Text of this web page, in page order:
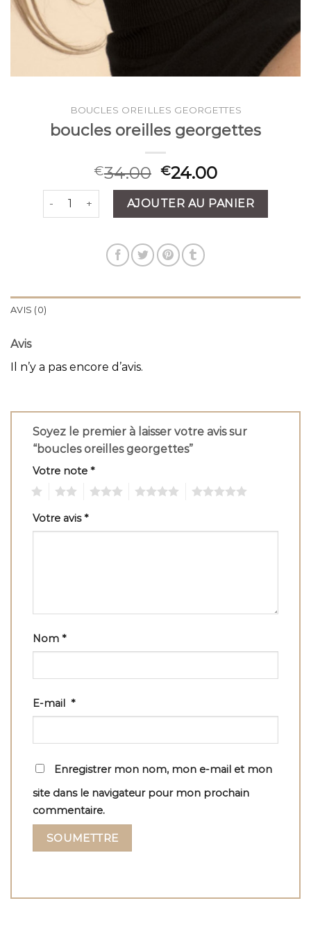
BOUCLES OREILLES GEORGETTES
boucles oreilles georgettes
€34.00 €24.00
quantité de boucles oreilles georgettes
AJOUTER AU PANIER
AVIS (0)
Avis
Il n’y a pas encore d’avis.
Soyez le premier à laisser votre avis sur
“boucles oreilles georgettes”
Votre note *
Votre avis*
Nom *
E-mail *
Enregistrer mon nom, mon e-mail et mon
site dans le navigateur pour mon prochain
commentaire.